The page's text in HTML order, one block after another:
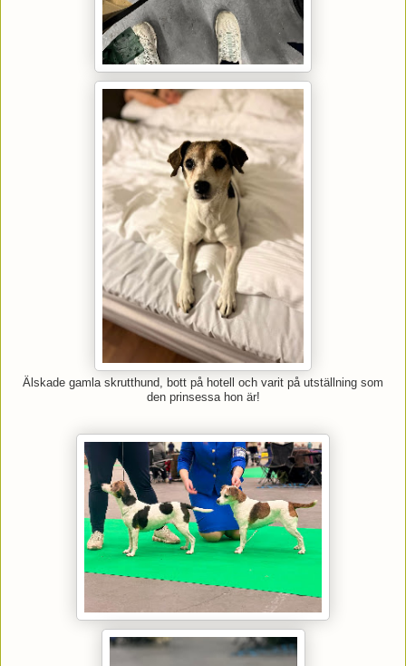
Älskade gamla skrutthund, bott på hotell och varit på utställning som
den prinsessa hon är!